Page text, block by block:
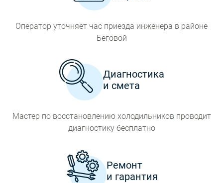
Оператор уточняет час приезда инженера в районе
Беговой
Диагностика
и смета
Мастер по восстановлению холодильников проводит
диагностику бесплатно
Ремонт
и гарантия